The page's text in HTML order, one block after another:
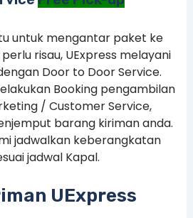
untuk mengantar paket ke
risau, UExpress melayani
Door to Door Service.
Booking pengambilan
/ Customer Service,
barang kiriman anda.
jadwalkan keberangkatan
jadwal Kapal.
UExpress